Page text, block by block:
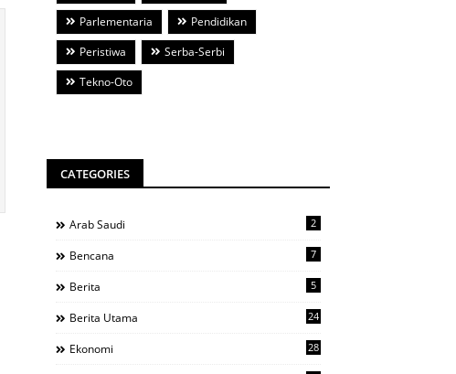
Parlementaria
Pendidikan
Peristiwa
Serba-Serbi
Tekno-Oto
CATEGORIES
Arab Saudi 2
Bencana 7
Berita 5
Berita Utama 24
Ekonomi 28